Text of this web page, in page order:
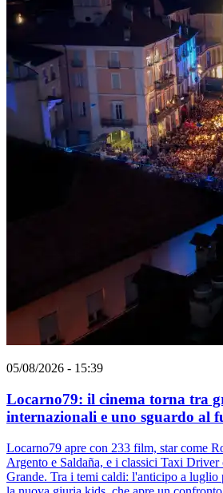
05/08/2026 - 15:39
Locarno79: il cinema torna tra
internazionali e uno sguardo al
Locarno79 apre con 233 film, star come
Argento e Saldaña, e i classici Taxi
Grande. Tra i temi caldi: l'anticipo a luglio